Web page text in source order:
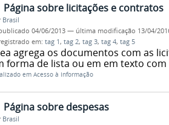
Página sobre licitações e contratos
Brasil
04/06/2013 — última modificação 13/04/
em: tag 1, tag 2, tag 3, tag 4, tag 5
agrega os documentos com as
forma de lista ou em em texto
em Acesso à Informação
Página sobre despesas
Brasil